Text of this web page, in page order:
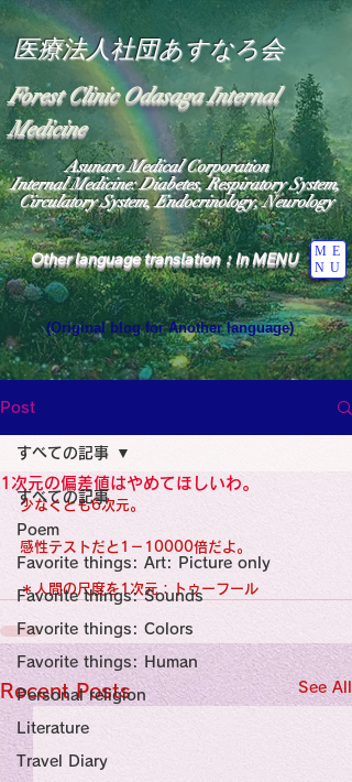
医療法人社団あすなろ会
Forest Clinic Odasaga Internal
Medicine
Other language translation：In MENU
ME
NU
Asunaro Medical Corporation
Internal Medicine: Diabetes, Respiratory System,
Circulatory System, Endocrinology, Neurology
(Original blog for Another language)
Heavens: Beyond the Universe: The World
the God of Light Resides"
Medicine Specialist
Specialist
Wide Blog
Medicine
Religion
Post
すべての記事
Poem
Favorite things: Art: Picture only
Favorite things: Sounds
Favorite things: Colors
Favorite things: Human
Personal religion
Literature
Travel Diary
すべての記事
1次元の偏差値はやめてほしいわ。
少なくとも6次元。
感性テストだと1－10000倍だよ。
＊人間の尺度を1次元：トゥーフール
Recent Posts See All